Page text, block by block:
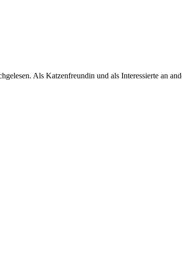
Als Katzenfreundin und als Interessierte an